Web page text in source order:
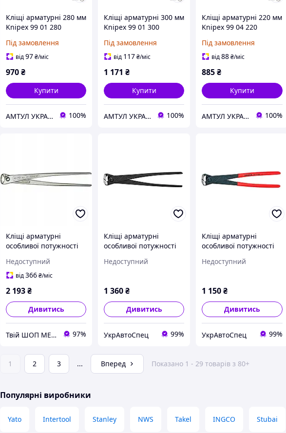
Кліщі арматурні 280 мм
Knipex 99 01 280
Під замовлення
від97₴/міс
970₴
Купити
АМТУЛ УКРАЇНА 100%
Кліщі арматурні 300 мм
Knipex 99 01 300
Під замовлення
від 117₴/міс
1 171 ₴
Купити
АМТУЛ УКРАЇНА 100%
Кліщі арматурні 220 мм
Knipex 99 04 220
Під замовлення
від88₴/міс
885₴
Купити
АМТУЛ УКРАЇНА 100%
Кліщі арматурні
особливої потужності
Недоступний
від366₴/міс
2 193₴
Дивитись
Твій ШОП МЕГА корисних речей "Механік" 97%
Кліщі арматурні
особливої потужності
250
Недоступний
1 360₴
Дивитись
УкрАвтоСпец 99%
Кліщі арматурні
особливої потужності
250
Недоступний
1 150₴
Дивитись
УкрАвтоСпец 99%
1 2 3 ... Вперед Показано 1 - 29 товарів з 80+
Популярні виробники
Yato Intertool Stanley NWS Takel INGCO Stubai